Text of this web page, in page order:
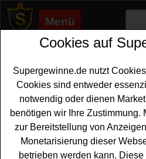
Menü
Supergewinne.de>Gewinnspiele>
Anzeige:
Anzeige:
Audi BKK
Cookies auf
Supergewinne.de nutzt
Cookies sind entweder
notwendig oder dienen
benötigen wir Ihre Zustimmung.
zur Bereitstellung von
Monetarisierung dieser
betrieben werden kann.